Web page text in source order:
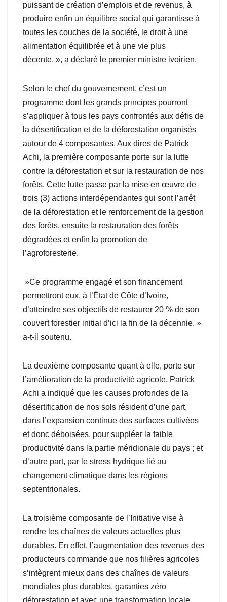
puissant de création d’emplois et de revenus, à
produire enfin un équilibre social qui garantisse à
toutes les couches de la société, le droit à une
alimentation équilibrée et à une vie plus
décente. », a déclaré le premier ministre ivoirien.
Selon le chef du gouvernement, c’est un
programme dont les grands principes pourront
s’appliquer à tous les pays confrontés aux défis de
la désertification et de la déforestation organisés
autour de 4 composantes. Aux dires de Patrick
Achi, la première composante porte sur la lutte
contre la déforestation et sur la restauration de nos
forêts. Cette lutte passe par la mise en œuvre de
trois (3) actions interdépendantes qui sont l’arrêt
de la déforestation et le renforcement de la gestion
des forêts, ensuite la restauration des forêts
dégradées et enfin la promotion de
l’agroforesterie.
»Ce programme engagé et son financement
permettront eux, à l’État de Côte d’Ivoire,
d’atteindre ses objectifs de restaurer 20 % de son
couvert forestier initial d’ici la fin de la décennie. »
a-t-il soutenu.
La deuxième composante quant à elle, porte sur
l’amélioration de la productivité agricole. Patrick
Achi a indiqué que les causes profondes de la
désertification de nos sols résident d’une part,
dans l’expansion continue des surfaces cultivées
et donc déboisées, pour suppléer la faible
productivité dans la partie méridionale du pays ; et
d’autre part, par le stress hydrique lié au
changement climatique dans les régions
septentrionales.
La troisième composante de l’Initiative vise à
rendre les chaînes de valeurs actuelles plus
durables. En effet, l’augmentation des revenus des
producteurs commande que nos filières agricoles
s’intègrent mieux dans des chaînes de valeurs
mondiales plus durables, garanties zéro